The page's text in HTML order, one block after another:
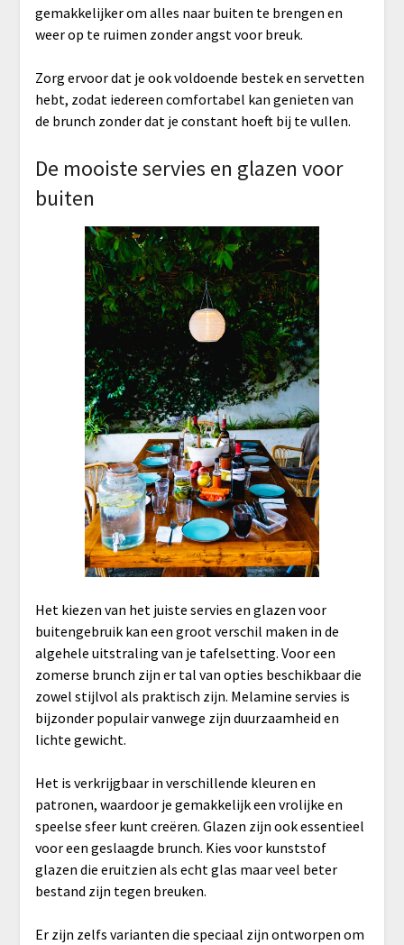
gemakkelijker om alles naar buiten te brengen en
weer op te ruimen zonder angst voor breuk.
Zorg ervoor dat je ook voldoende bestek en servetten
hebt, zodat iedereen comfortabel kan genieten van
de brunch zonder dat je constant hoeft bij te vullen.
De mooiste servies en glazen voor
buiten
Het kiezen van het juiste servies en glazen voor
buitengebruik kan een groot verschil maken in de
algehele uitstraling van je tafelsetting. Voor een
zomerse brunch zijn er tal van opties beschikbaar die
zowel stijlvol als praktisch zijn. Melamine servies is
bijzonder populair vanwege zijn duurzaamheid en
lichte gewicht.
Het is verkrijgbaar in verschillende kleuren en
patronen, waardoor je gemakkelijk een vrolijke en
speelse sfeer kunt creëren. Glazen zijn ook essentieel
voor een geslaagde brunch. Kies voor kunststof
glazen die eruitzien als echt glas maar veel beter
bestand zijn tegen breuken.
Er zijn zelfs varianten die speciaal zijn ontworpen om